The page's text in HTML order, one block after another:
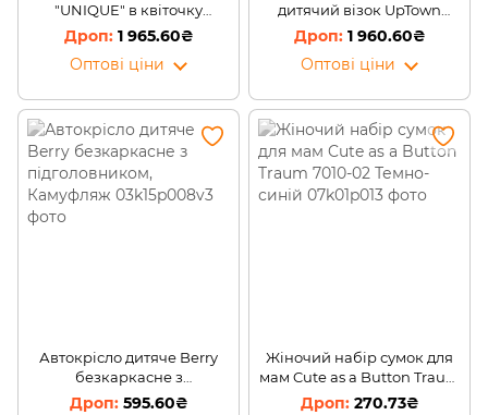
"UNIQUE" в квіточку
"BabyOno" 1502/02 (SB)
1 965.60₴
Оптові ціни
дитячий візок UpTown
сірий, з матрациком для
сповивання "BabyOno"
(SB) 1501/03
1 960.60₴
Оптові ціни
Автокрісло дитяче Berry
безкаркасне з
підголовником, Камуфляж
595.60₴
Жіночий набір сумок для
мам Cute as a Button Traum
7010-02 Темно-синій
270.73₴